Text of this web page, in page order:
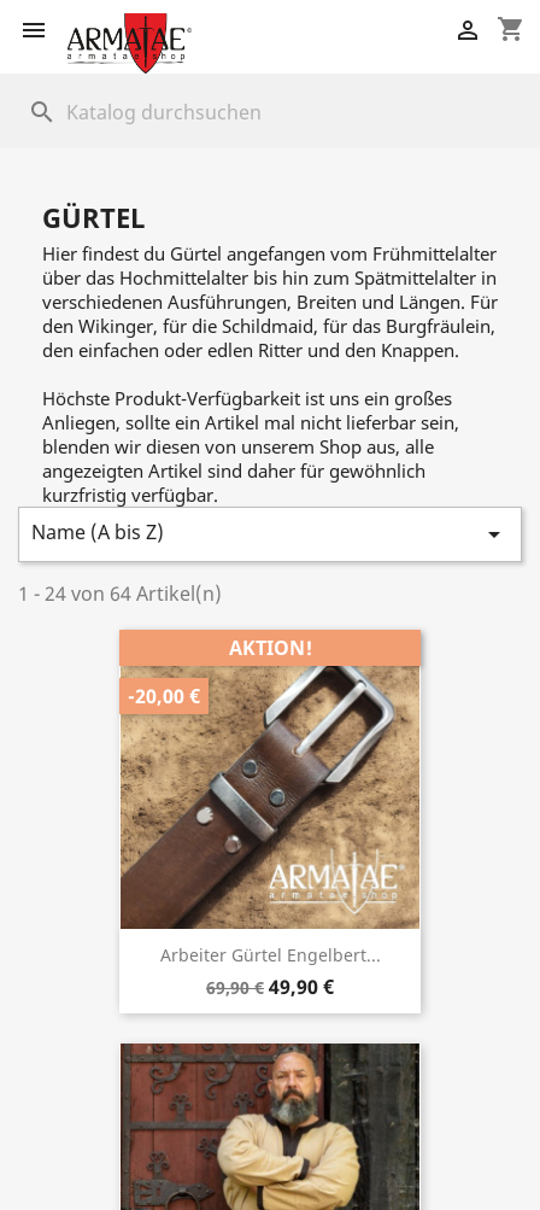
 shopping_cart

search
GÜRTEL
Hier findest du Gürtel angefangen vom Frühmittelalter
über das Hochmittelalter bis hin zum Spätmittelalter in
verschiedenen Ausführungen, Breiten und Längen. Für
den Wikinger, für die Schildmaid, für das Burgfräulein,
den einfachen oder edlen Ritter und den Knappen.
Höchste Produkt-Verfügbarkeit ist uns ein großes
Anliegen, sollte ein Artikel mal nicht lieferbar sein,
blenden wir diesen von unserem Shop aus, alle
angezeigten Artikel sind daher für gewöhnlich
kurzfristig verfügbar.
Name (A bis Z) 
1 - 24 von 64 Artikel(n)
Arbeiter Gürtel Engelbert...
69,90 € 49,90 €
AKTION!
-20,00 €